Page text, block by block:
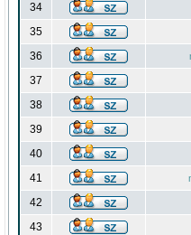
34
35
36
37
38
39
40
41
42
43